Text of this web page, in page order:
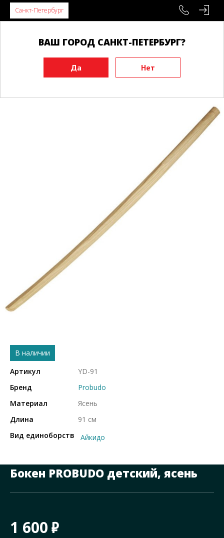
Санкт-Петербург
ВАШ ГОРОД САНКТ-ПЕТЕРБУРГ?
Инвентарь
Тренировочные макеты
Бокен PROBUDO детский, ясень
В наличии
Артикул
YD-91
Бренд
Probudo
Материал
Ясень
Длина
91 см
Вид единоборств
Айкидо
Бокен PROBUDO детский, ясень
1 600